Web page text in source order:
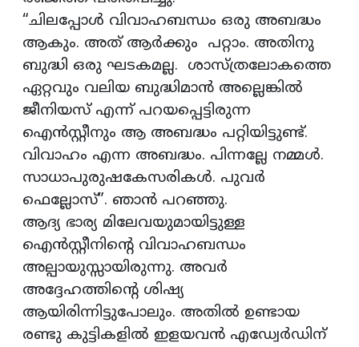
“ചിലപ്പോള്‍ വിവാഹബന്ധം ഒരു അബദ്ധം
ആകും. അത് ആര്‍ക്കും പറ്റാം. അതിനു
ബുദ്ധി ഒരു ഘടകമല്ല. ശാസ്ത്രലോകത്തെ
ഏറ്റവും വലിയ ബുദ്ധിമാന്‍ അല്ലെങ്കില്‍
ജീനിയസ് എന്ന് പറയപ്പെട്ടിരുന്ന
ഐന്‍സ്റ്റീനും ആ അബദ്ധം പറ്റിയിട്ടുണ്ട്.
വിവാഹം എന്ന അബദ്ധം. പിന്നല്ലേ നമ്മള്‍.
സാധാപുരുഷകേസരികള്‍. പുവര്‍
ഫെല്ലോസ്”. ഞാന്‍ പറഞ്ഞു.
ആദ്യ ഭാര്യ മിലേവയുമായിട്ടുള്ള
ഐന്‍സ്റ്റീനിന്റെ വിവാഹബന്ധം
അല്പായുസ്സായിരുന്നു. അവര്‍
അദ്ദേഹത്തിന്റെ ശിഷ്യ
ആയിരിന്നിട്ടുപോലും. അതില്‍ ഉണ്ടായ
രണ്ടു കുട്ടികളില്‍ ഇളയവന്‍ എഡ്വേര്‍ഡിന്